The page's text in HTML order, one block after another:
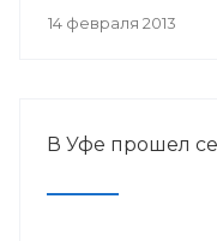
патронатом
14 февраля 2013
В Уфе прошел